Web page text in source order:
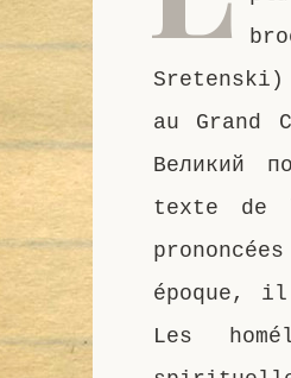
Sretenski)
au Grand
Великий
texte de
époque,
Les